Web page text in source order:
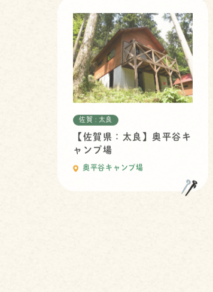
佐賀 : 太良
【佐賀県：太良】奥平谷キ
ャンプ場
奥平谷キャンプ場